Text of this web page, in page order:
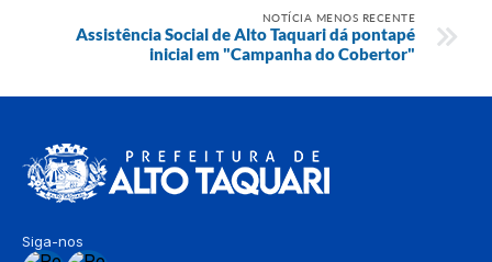
NOTÍCIA MENOS RECENTE
Assistência Social de Alto Taquari dá pontapé
inicial em "Campanha do Cobertor"
Siga-nos